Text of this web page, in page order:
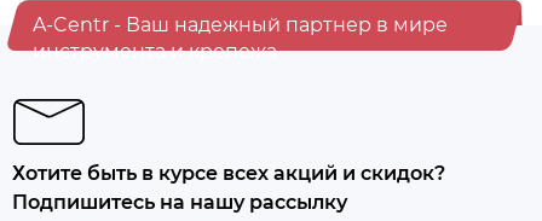
A-Centr - Ваш надежный партнер в мире
инструмента и крепежа
Хотите быть в курсе всех акций и скидок?
Подпишитесь на нашу рассылку